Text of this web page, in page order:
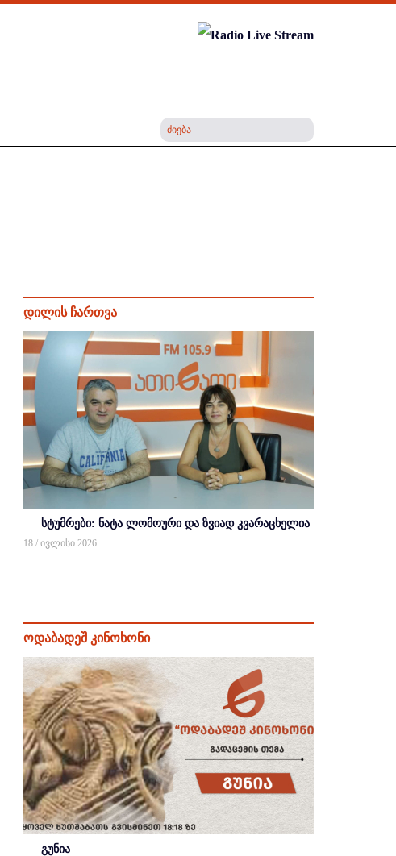
დილის ჩართვა
სტუმრები: ნატა ლომოური და ზვიად კვარაცხელია
18 / ივლისი 2026
ოდაბადეშ კინოხონი
გუნია